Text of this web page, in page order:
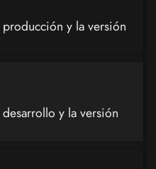
y la versión
y la versión